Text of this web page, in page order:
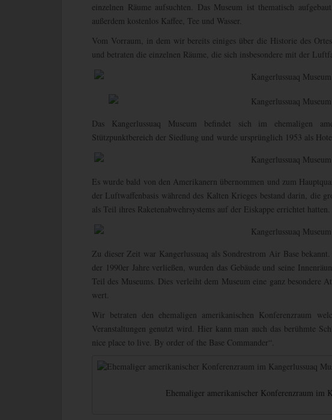
einzelnen Räume aufsuchten. Das Museum ist thematisch
außerdem kostenlos Kaffee, Tee und Wasser.
Vom Vorraum, in dem wir bereits einiges über die Historie des
und betraten die einzelnen Räume, die sich insbesondere mit der
Das Kangerlussuaq Museum befindet sich im ehemaligen
Stützpunktbereich der Siedlung und wurde ursprünglich 1953 als
Es wurde bald von den Amerikanern übernommen und zum
der Luftwaffenbasis während des Kalten Krieges bestand darin, die
als Teil ihres Raketenabwehrsystems auf der Eiskappe errichtet hatten.
Zu dieser Zeit war Kangerlussuaq als Sondrestrom Air Base
der 1990er Jahre verließen, wurden das Gebäude und seine
Teil des Museums. Dies verleiht dem Museum eine ganz besondere
wert.
Wir betraten den ehemaligen amerikanischen Konferenzraum
Veranstaltungen genutzt wird. Hier kann man auch das berühmte
nice place to live. By order of the Base Commander“.
Ehemaliger amerikanischer Konferenzraum im